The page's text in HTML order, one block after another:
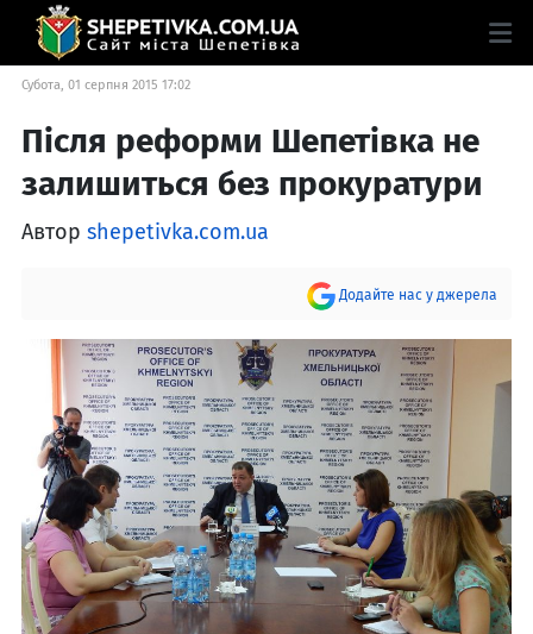
Субота, 01 серпня 2015 17:02
Після реформи Шепетівка не
залишиться без прокуратури
Автор shepetivka.com.ua
Додайте нас у джерела